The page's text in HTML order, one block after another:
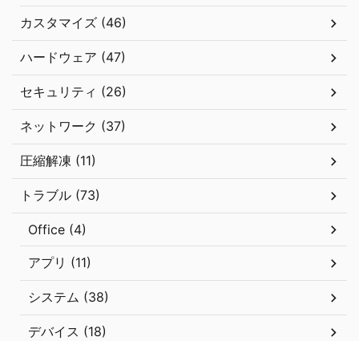
カスタマイズ (46)
ハードウェア (47)
セキュリティ (26)
ネットワーク (37)
圧縮解凍 (11)
トラブル (73)
Office (4)
アプリ (11)
システム (38)
デバイス (18)